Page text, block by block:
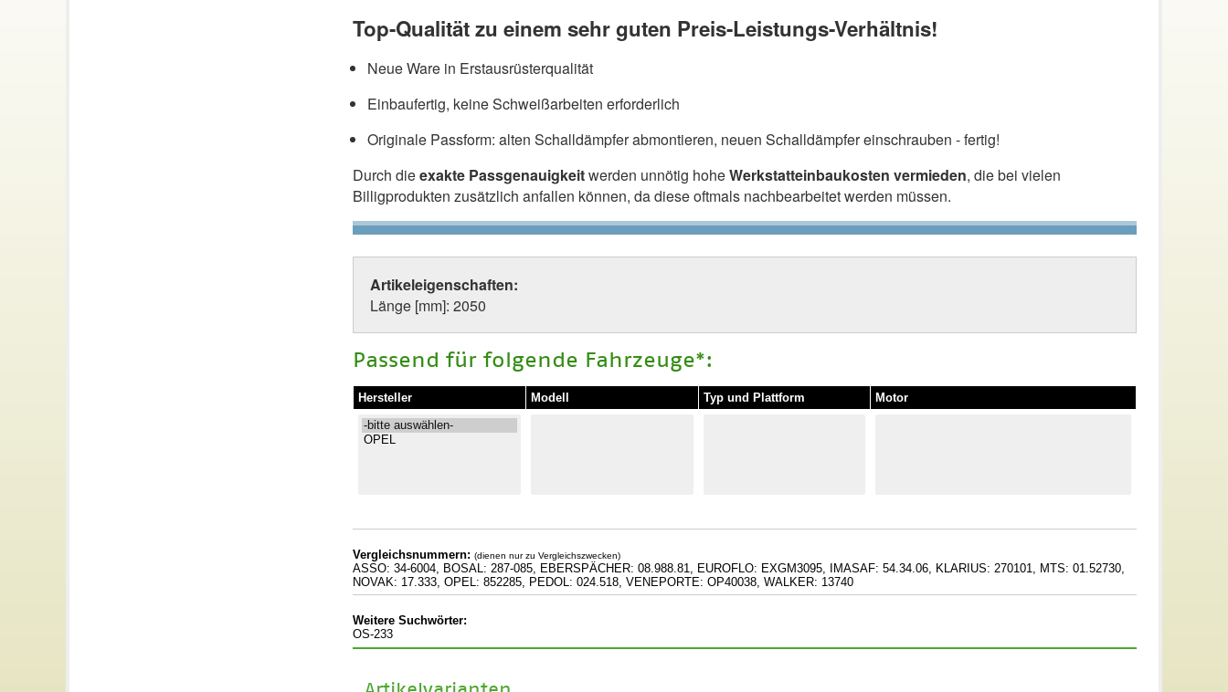
Top-Qualität zu einem sehr guten Preis-Leistungs-Verhältnis!
Neue Ware in Erstausrüsterqualität
Einbaufertig, keine Schweißarbeiten erforderlich
Originale Passform: alten Schalldämpfer abmontieren, neuen Schalldämpfer einschrauben - fertig!
Durch dieexakte Passgenauigkeitwerden unnötig hoheWerkstatteinbaukosten vermieden, die bei vielen
Billigprodukten zusätzlich anfallen können, da diese oftmals nachbearbeitet werden müssen.
Artikeleigenschaften:
Länge [mm]: 2050
Passend für folgende Fahrzeuge*:
Hersteller Modell Typ und Plattform Motor
Vergleichsnummern: (dienen nur zu Vergleichszwecken)
ASSO: 34-6004, BOSAL: 287-085, EBERSPÄCHER: 08.988.81, EUROFLO: EXGM3095, IMASAF: 54.34.06, KLARIUS: 270101, MTS: 01.52730,
NOVAK: 17.333, OPEL: 852285, PEDOL: 024.518, VENEPORTE: OP40038, WALKER: 13740
Weitere Suchwörter:
OS-233